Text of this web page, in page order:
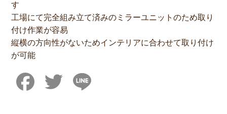
す
工場にて完全組み立て済みのミラーユニットのため取り
付け作業が容易
縦横の方向性がないためインテリアに合わせて取り付け
が可能
FacebookTwitter